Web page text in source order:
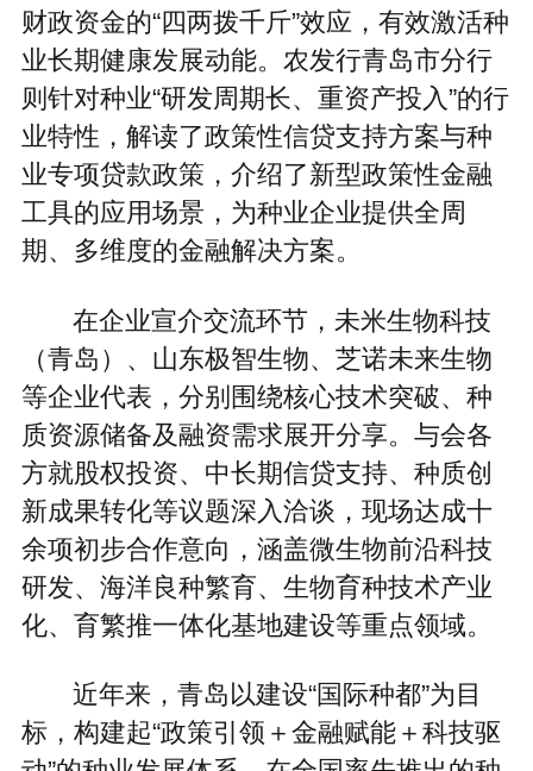
财政资金的“四两拨千斤”效应，有效激活种
业长期健康发展动能。农发行青岛市分行
则针对种业“研发周期长、重资产投入”的行
业特性，解读了政策性信贷支持方案与种
业专项贷款政策，介绍了新型政策性金融
工具的应用场景，为种业企业提供全周
期、多维度的金融解决方案。
在企业宣介交流环节，未米生物科技
（青岛）、山东极智生物、芝诺未来生物
等企业代表，分别围绕核心技术突破、种
质资源储备及融资需求展开分享。与会各
方就股权投资、中长期信贷支持、种质创
新成果转化等议题深入洽谈，现场达成十
余项初步合作意向，涵盖微生物前沿科技
研发、海洋良种繁育、生物育种技术产业
化、育繁推一体化基地建设等重点领域。
近年来，青岛以建设“国际种都”为目
标，构建起“政策引领＋金融赋能＋科技驱